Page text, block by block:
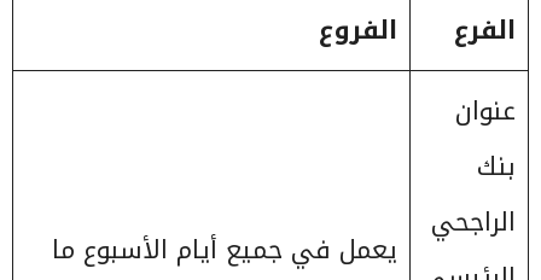
الفرع
الفروع
عنوان
بنك
الراجحي
يعمل في جميع أيام الأسبوع ما